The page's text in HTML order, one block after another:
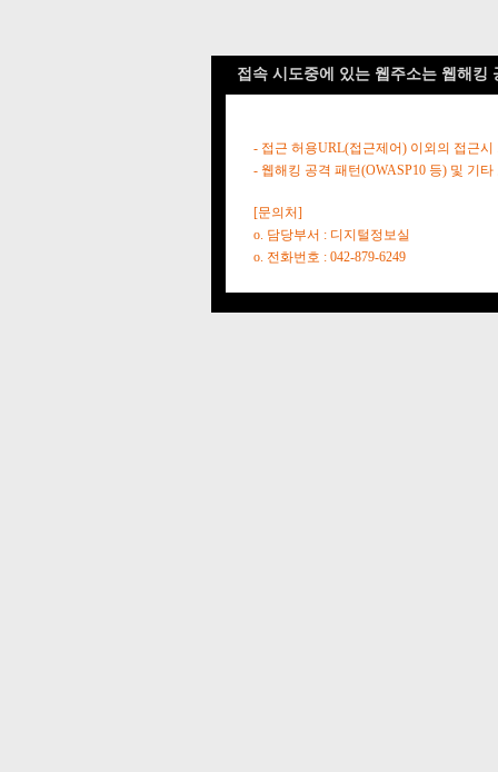
접속 시도중에 있는 웹주소는 웹해킹
- 접근 허용URL(접근제어) 이외의 접근시
- 웹해킹 공격 패턴(OWASP10 등) 및 기
[문의처]
o. 담당부서 : 디지털정보실
o. 전화번호 : 042-879-6249